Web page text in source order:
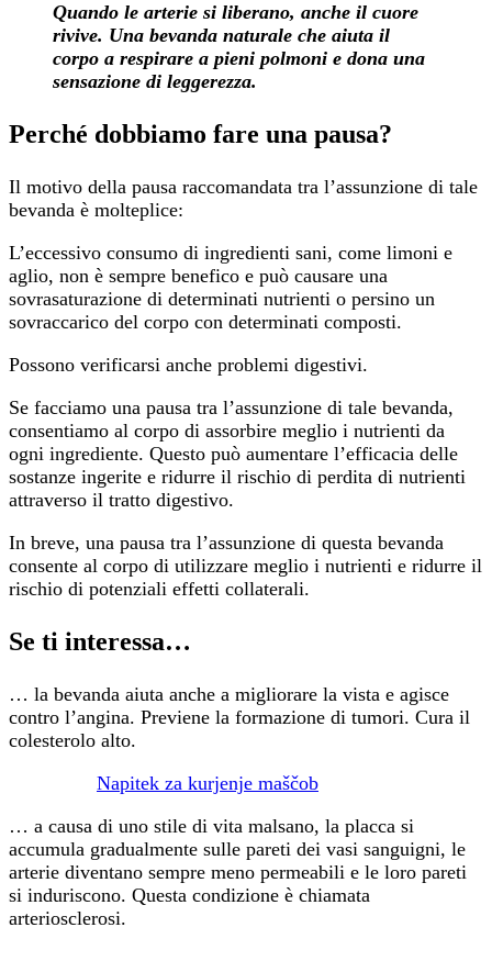
Quando le arterie si liberano, anche il cuore
rivive. Una bevanda naturale che aiuta il
corpo a respirare a pieni polmoni e dona una
sensazione di leggerezza.
Perché dobbiamo fare una pausa?
Il motivo della pausa raccomandata tra l’assunzione di tale
bevanda è molteplice:
L’eccessivo consumo di ingredienti sani, come limoni e
aglio, non è sempre benefico e può causare una
sovrasaturazione di determinati nutrienti o persino un
sovraccarico del corpo con determinati composti.
Possono verificarsi anche problemi digestivi.
Se facciamo una pausa tra l’assunzione di tale bevanda,
consentiamo al corpo di assorbire meglio i nutrienti da
ogni ingrediente. Questo può aumentare l’efficacia delle
sostanze ingerite e ridurre il rischio di perdita di nutrienti
attraverso il tratto digestivo.
In breve, una pausa tra l’assunzione di questa bevanda
consente al corpo di utilizzare meglio i nutrienti e ridurre il
rischio di potenziali effetti collaterali.
Se ti interessa…
… la bevanda aiuta anche a migliorare la vista e agisce
contro l’angina. Previene la formazione di tumori. Cura il
colesterolo alto.
Napitek za kurjenje maščob
… a causa di uno stile di vita malsano, la placca si
accumula gradualmente sulle pareti dei vasi sanguigni, le
arterie diventano sempre meno permeabili e le loro pareti
si induriscono. Questa condizione è chiamata
arteriosclerosi.